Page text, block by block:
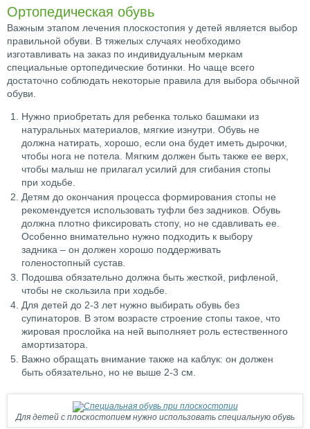
Ортопедическая обувь
Важным этапом лечения плоскостопия у детей является выбор
правильной обуви. В тяжелых случаях необходимо
изготавливать на заказ по индивидуальным меркам
специальные ортопедические ботинки. Но чаще всего
достаточно соблюдать некоторые правила для выбора обычной
обуви.
Нужно приобретать для ребенка только башмаки из
натуральных материалов, мягкие изнутри. Обувь не
должна натирать, хорошо, если она будет иметь дырочки,
чтобы нога не потела. Мягким должен быть также ее верх,
чтобы малыш не прилагал усилий для сгибания стопы
при ходьбе.
Детям до окончания процесса формирования стопы не
рекомендуется использовать туфли без задников. Обувь
должна плотно фиксировать стопу, но не сдавливать ее.
Особенно внимательно нужно подходить к выбору
задника – он должен хорошо поддерживать
голеностопный сустав.
Подошва обязательно должна быть жесткой, рифленой,
чтобы не скользила при ходьбе.
Для детей до 2-3 лет нужно выбирать обувь без
супинаторов. В этом возрасте строение стопы такое, что
жировая прослойка на ней выполняет роль естественного
амортизатора.
Важно обращать внимание также на каблук: он должен
быть обязательно, но не выше 2-3 см.
Для детей с плоскостопием нужно использовать специальную обувь